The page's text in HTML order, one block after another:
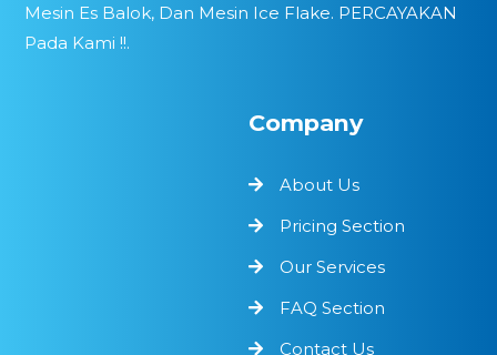
Mesin Es Balok, Dan Mesin Ice Flake. PERCAYAKAN
Pada Kami !!.
Company
About Us
Pricing Section
Our Services
FAQ Section
Contact Us